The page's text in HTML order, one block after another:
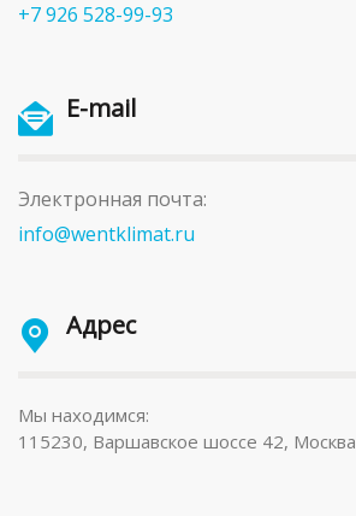
+7 926 528-99-93
E-mail
Электронная почта:
info@wentklimat.ru
Адрес
Мы находимся:
115230, Варшавское шоссе 42, Москва